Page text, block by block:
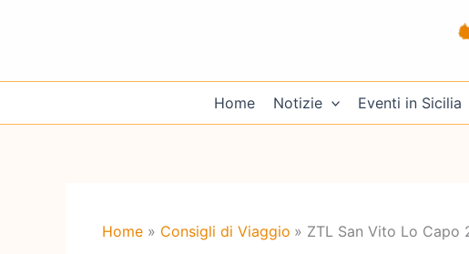
Home Notizie Eventi in Sicilia
Home Consigli di Viaggio ZTL San Vito Lo Capo